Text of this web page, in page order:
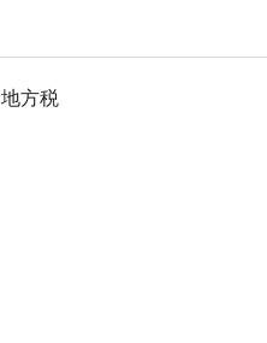
地方税